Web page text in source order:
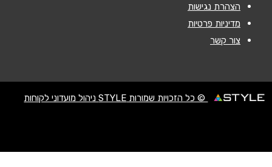
הצהרת נגישות
מדיניות פרטיות
צור קשר
© כל הזכויות שמורות STYLE ניהול מועדוני לקוחות